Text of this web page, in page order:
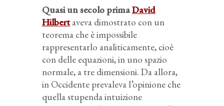
Quasi un secolo primaDavid
Hilbertaveva dimostrato con un
teorema che è impossibile
rappresentarlo analiticamente, cioè
con delle equazioni, in uno spazio
normale, a tre dimensioni. Da allora,
in Occidente prevaleva l’opinione che
quella stupenda intuizione